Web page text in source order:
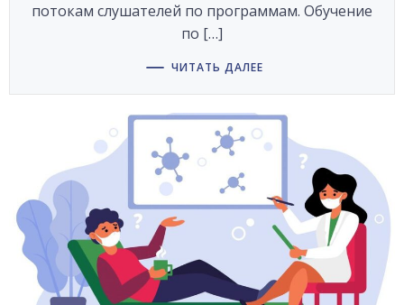
потокам слушателей по программам. Обучение
по […]
ЧИТАТЬ ДАЛЕЕ